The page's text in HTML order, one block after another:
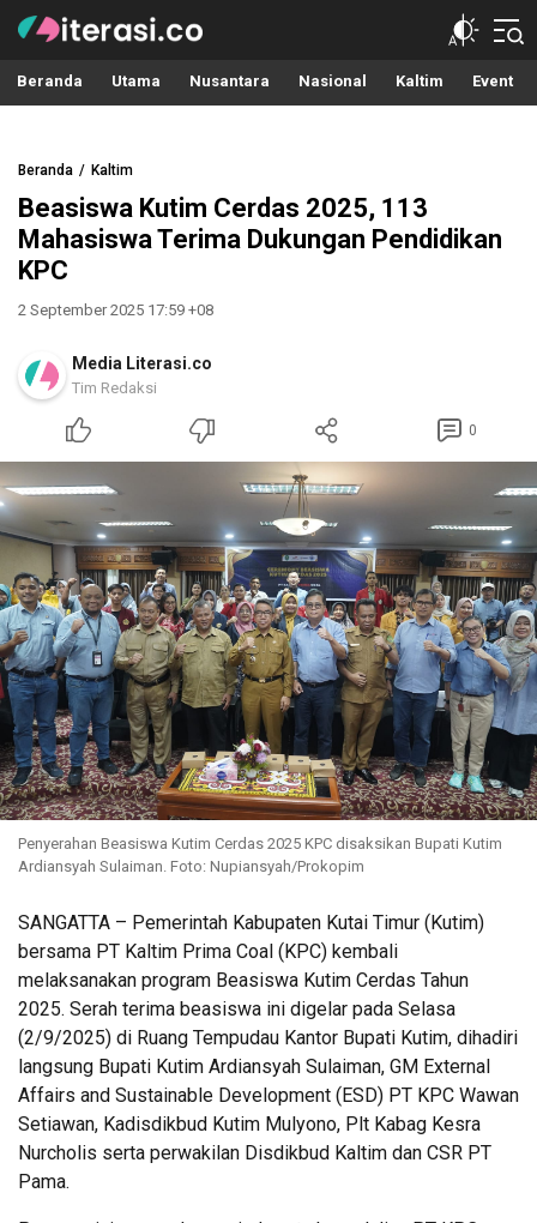
Literasi.co
Pilar Informasi
Beranda Utama Nusantara Nasional Kaltim Event
Beranda Kaltim
Beasiswa Kutim Cerdas 2025, 113
Mahasiswa Terima Dukungan Pendidikan
KPC
2 September 2025 17:59 +08
Media Literasi.co
Tim Redaksi
0
Penyerahan Beasiswa Kutim Cerdas 2025 KPC disaksikan Bupati Kutim
Ardiansyah Sulaiman. Foto: Nupiansyah/Prokopim
SANGATTA – Pemerintah Kabupaten Kutai Timur (Kutim)
bersama PT Kaltim Prima Coal (KPC) kembali
melaksanakan program Beasiswa Kutim Cerdas Tahun
2025. Serah terima beasiswa ini digelar pada Selasa
(2/9/2025) di Ruang Tempudau Kantor Bupati Kutim, dihadiri
langsung Bupati Kutim Ardiansyah Sulaiman, GM External
Affairs and Sustainable Development (ESD) PT KPC Wawan
Setiawan, Kadisdikbud Kutim Mulyono, Plt Kabag Kesra
Nurcholis serta perwakilan Disdikbud Kaltim dan CSR PT
Pama.